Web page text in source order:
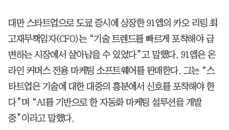
대만 스타트업으로 도쿄 증시에 상장한 91앱의 카오 리링 최
고재무책임자(CFO)는 “기술 트렌드를 빠르게 포착해야 급
변하는 시장에서 살아남을 수 있었다”고 말했다. 91앱은 온
라인 커머스 전용 마케팅 소프트웨어를 판매한다. 그는 “스
타트업은 기술에 대한 대중의 흥분에서 신호를 포착해야 한
다”며 “AI를 기반으로 한 자동화 마케팅 설루션을 개발
중”이라고 말했다.